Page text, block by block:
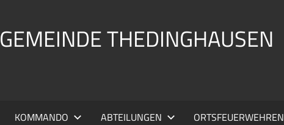
THEDINGHAUSEN
KOMMANDO ABTEILUNGEN ORTSFEUERWEHREN